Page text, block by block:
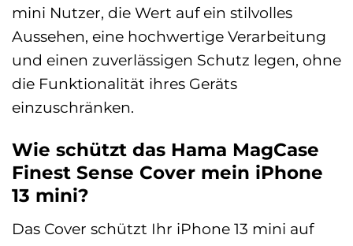
mini Nutzer, die Wert auf ein stilvolles
Aussehen, eine hochwertige Verarbeitung
und einen zuverlässigen Schutz legen, ohne
die Funktionalität ihres Geräts
einzuschränken.
Wie schützt das Hama MagCase
Finest Sense Cover mein iPhone
13 mini?
Das Cover schützt Ihr iPhone 13 mini auf